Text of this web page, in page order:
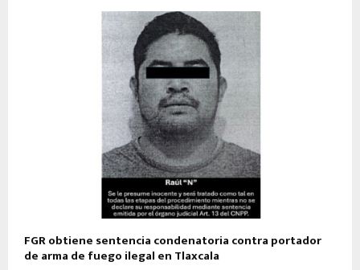
FGR obtiene sentencia condenatoria contra portador
de arma de fuego ilegal en Tlaxcala